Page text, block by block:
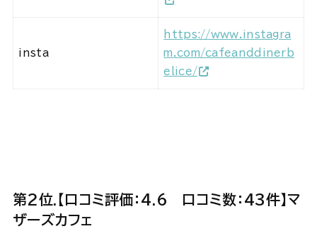
insta
https://www.instagra
m.com/cafeanddinerb
elice/
第2位. 【口コミ評価：4.6
口コミ数：43件】マ
ザーズカフェ